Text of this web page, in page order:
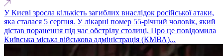
У Києві зросла кількість загиблих внаслідок російської атаки,
яка сталася 5 серпня. У лікарні помер 55-річний чоловік, який
дістав поранення під час обстрілу столиці. Про це повідомила
Київська міська військова адміністрація (КМВА)...